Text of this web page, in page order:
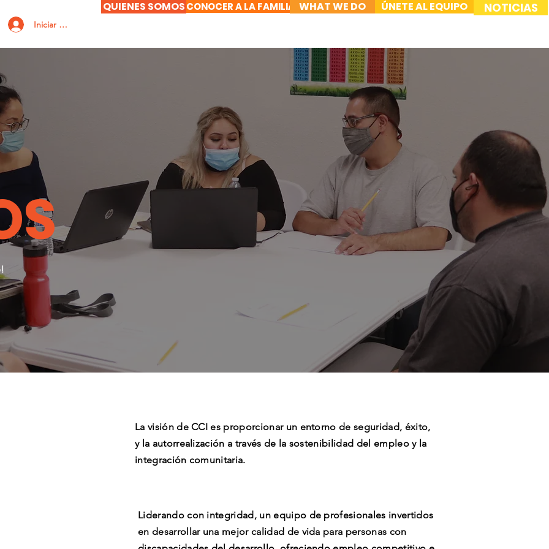
Iniciar sesión
QUIENES SOMOSCONOCER A LA FAMILIA ÚNETE AL EQUIPO NOTICIAS
WHAT WE DO
La visión de CCI es proporcionar un entorno de seguridad, éxito,
y la autorrealización a través de la sostenibilidad del empleo y la
integración comunitaria.
Liderando con integridad, un equipo de profesionales invertidos
en desarrollar una mejor calidad de vida para personas con